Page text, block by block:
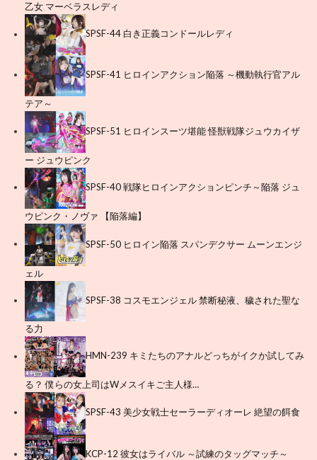
乙女 マーベラスレディ
SPSF-44 白き正義コンドールレディ
SPSF-41 ヒロインアクション陥落 ～機動執行官アル
テア～
SPSF-51 ヒロインスーツ堪能 怪獣戦隊ジュウカイザ
ー ジュウピンク
SPSF-40 戦隊ヒロインアクションピンチ～陥落 ジュ
ウピンク・ノヴァ 【陥落編】
SPSF-50 ヒロイン陥落 スパンデクサー ムーンエンジ
ェル
SPSF-38 コスモエンジェル 禁断秘液、穢された聖な
る力
HMN-239 キミたちのアナルどっちがイクか試してみ
る？ 僕らの女上司はWメスイキご主人様…
SPSF-43 美少女戦士セーラーディオーレ 絶望の餌食
KCP-12 彼女はライバル ～試練のタッグマッチ～